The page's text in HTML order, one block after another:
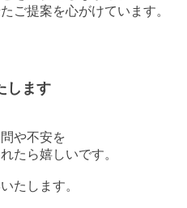
ご提案を心がけています。
します
や不安を
たら嬉しいです。
たします。